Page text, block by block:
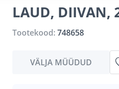
LAUD, DIIVAN,
Tootekood:748658
VÄLJA MÜÜDUD